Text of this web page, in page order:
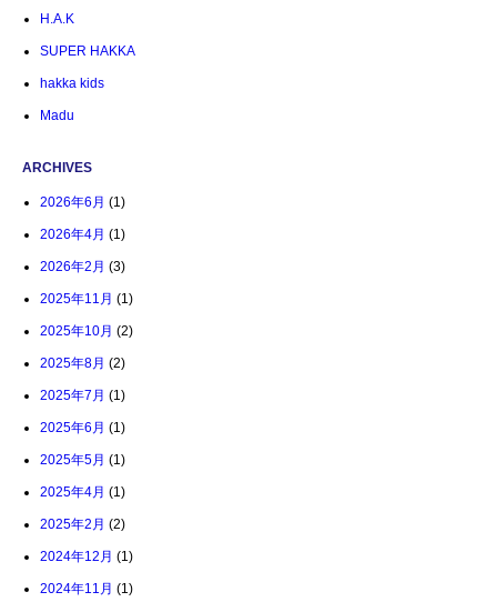
H.A.K
SUPER HAKKA
hakka kids
Madu
ARCHIVES
2026年6月 (1)
2026年4月 (1)
2026年2月 (3)
2025年11月 (1)
2025年10月 (2)
2025年8月 (2)
2025年7月 (1)
2025年6月 (1)
2025年5月 (1)
2025年4月 (1)
2025年2月 (2)
2024年12月 (1)
2024年11月 (1)